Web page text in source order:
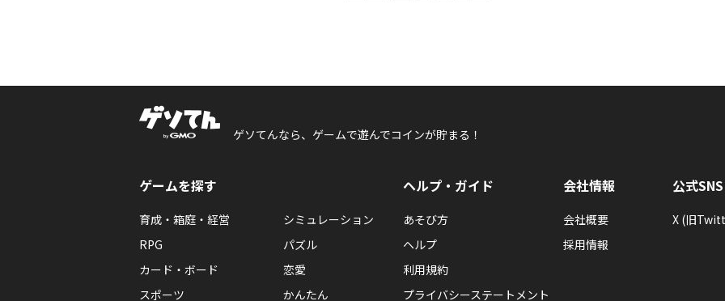
ゲソてんなら、ゲームで遊んでコインが貯まる！
ゲームを探す
育成・箱庭・経営
シミュレーション
RPG
パズル
カード・ボード
恋愛
スポーツ
かんたん
ヘルプ・ガイド
あそび方
ヘルプ
利用規約
プライバシーステートメント
会社情報
会社概要
採用情報
公式SNS
X (旧